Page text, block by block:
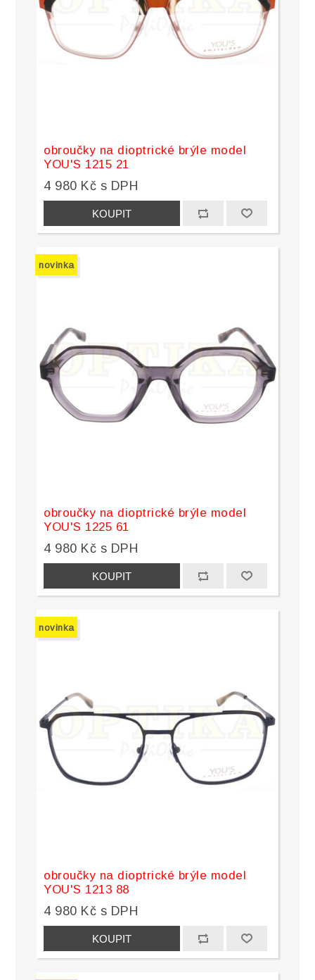
obroučky na dioptrické brýle model
YOU'S 1215 21
4 980 Kč s DPH
novinka
obroučky na dioptrické brýle model
YOU'S 1225 61
4 980 Kč s DPH
novinka
obroučky na dioptrické brýle model
YOU'S 1213 88
4 980 Kč s DPH